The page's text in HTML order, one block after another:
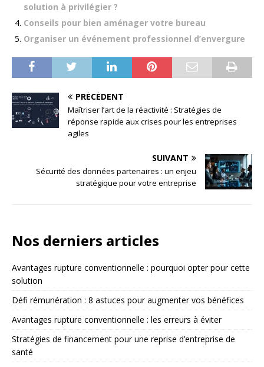
solution à privilégier ?
Conseils pour bien aménager votre bureau
Organiser un événement professionnel d’envergure
PRÉCÉDENT
Maîtriser l’art de la réactivité : Stratégies de
réponse rapide aux crises pour les entreprises
agiles
SUIVANT
Sécurité des données partenaires : un enjeu
stratégique pour votre entreprise
Nos derniers articles
Avantages rupture conventionnelle : pourquoi opter pour cette
solution
Défi rémunération : 8 astuces pour augmenter vos bénéfices
Avantages rupture conventionnelle : les erreurs à éviter
Stratégies de financement pour une reprise d’entreprise de
santé